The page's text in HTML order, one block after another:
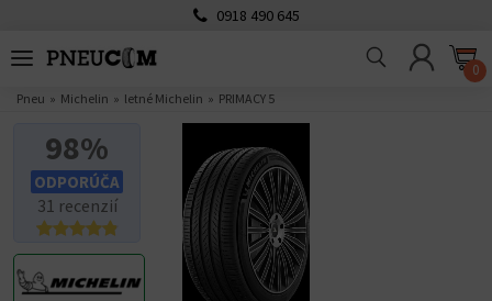
0918 490 645
0
Pneu Michelin letné Michelin PRIMACY 5
98%
ODPORÚČA
31 recenzií